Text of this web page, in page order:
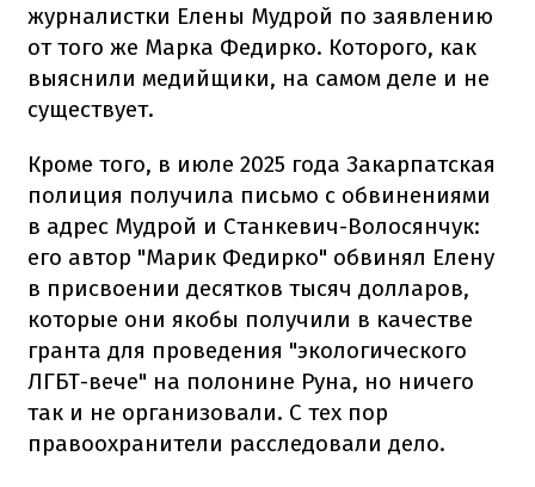
журналистки Елены Мудрой по заявлению
от того же Марка Федирко. Которого, как
выяснили медийщики, на самом деле и не
существует.
Кроме того, в июле 2025 года Закарпатская
полиция получила письмо с обвинениями
в адрес Мудрой и Станкевич-Волосянчук:
его автор "Марик Федирко" обвинял Елену
в присвоении десятков тысяч долларов,
которые они якобы получили в качестве
гранта для проведения "экологического
ЛГБТ-вече" на полонине Руна, но ничего
так и не организовали. С тех пор
правоохранители расследовали дело.